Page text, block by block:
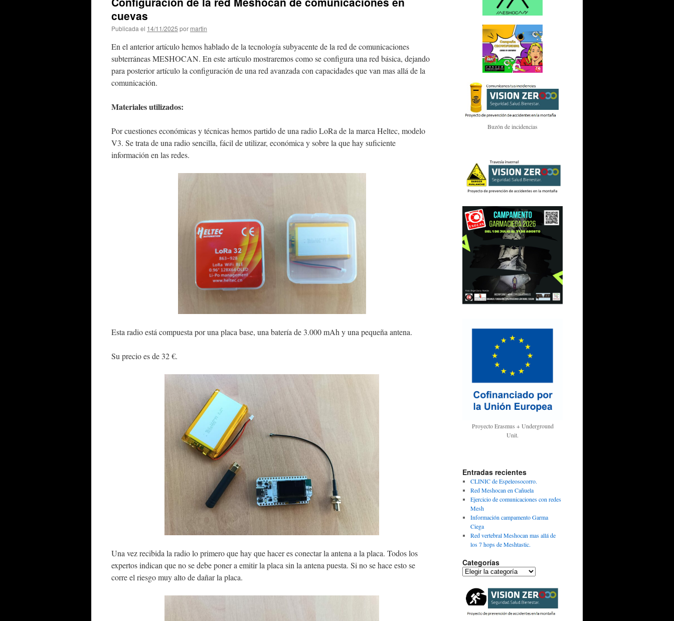
cuevas
Publicada el 14/11/2025 por martin
En el anterior artículo hemos hablado de la tecnología subyacente de la red de comunicaciones
subterráneas MESHOCAN. En este artículo mostraremos como se configura una red básica, dejando
para posterior artículo la configuración de una red avanzada con capacidades que van mas allá de la
comunicación.
Materiales utilizados:
Por cuestiones económicas y técnicas hemos partido de una radio LoRa de la marca Heltec, modelo
V3. Se trata de una radio sencilla, fácil de utilizar, económica y sobre la que hay suficiente
información en las redes.
Esta radio está compuesta por una placa base, una batería de 3.000 mAh y una pequeña antena.
Su precio es de 32 €.
Una vez recibida la radio lo primero que hay que hacer es conectar la antena a la placa. Todos los
expertos indican que no se debe poner a emitir la placa sin la antena puesta. Si no se hace esto se
corre el riesgo muy alto de dañar la placa.
Buzón de incidencias
Proyecto Erasmus + Underground
Unit.
Entradas recientes
CLINIC de Espeleosocorro.
Red Meshocan en Cañuela
Ejercicio de comunicaciones con redes
Mesh
Información campamento Garma
Ciega
Red vertebral Meshocan mas allá de
los 7 hops de Meshtastic.
Categorías
Categorías